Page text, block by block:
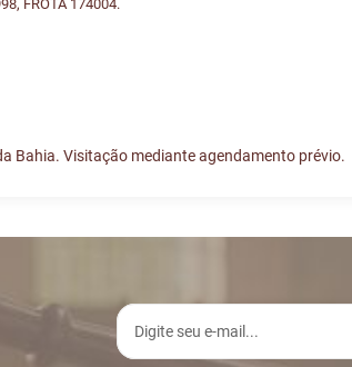
FROTA 174004.
Bahia. Visitação mediante agendamento prévio.
MENSAGEM